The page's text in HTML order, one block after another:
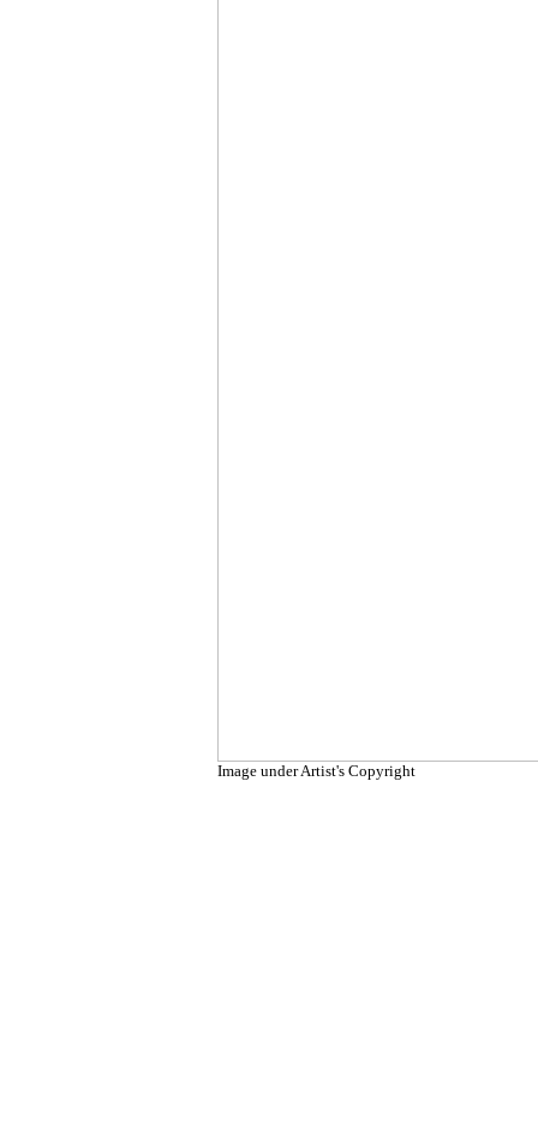
Image under Artist's Copyright